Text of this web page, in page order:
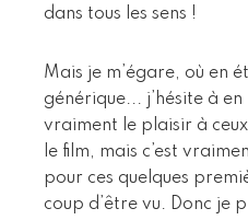
dans tous les sens !
Mais je m’égare, où en
générique... j’hésite à
vraiment le plaisir à
le film, mais c’est
pour ces quelques
coup d’être vu. Donc je